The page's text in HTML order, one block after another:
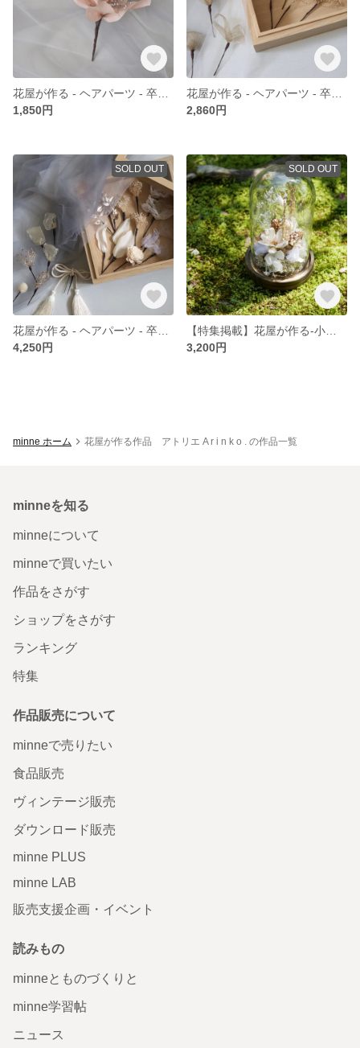
1,850円
2,860円
SOLD OUT
4,250円
SOLD OUT
3,200円
minne ホーム 花屋が作る作品 アトリエ A r i n k o . の作品一覧
minneを知る
minneについて
minneで買いたい
作品をさがす
ショップをさがす
ランキング
特集
作品販売について
minneで売りたい
食品販売
ヴィンテージ販売
ダウンロード販売
minne PLUS
minne LAB
販売支援企画・イベント
読みもの
minneとものづくりと
minne学習帖
ニュース